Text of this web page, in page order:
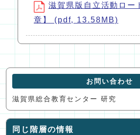
滋賀県版自立活動ロー
章】 (pdf, 13.58MB)
お問い合わせ
滋賀県総合教育センター 研究
同じ階層の情報